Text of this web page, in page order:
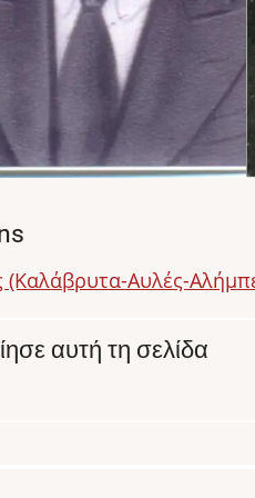
(Καλάβρυτα-Αυλές-
αυτή τη σελίδα